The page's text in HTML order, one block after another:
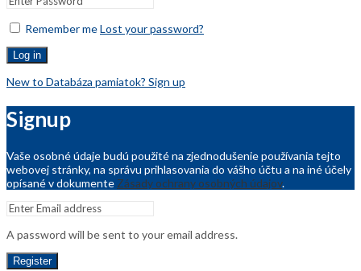
Remember meLost your password?
Log in
New to Databáza pamiatok? Sign up
Signup
Vaše osobné údaje budú použité na zjednodušenie používania tejto
webovej stránky, na správu prihlasovania do vášho účtu a na iné účely
opísané v dokumente Zásady ochrany osobných údajov.
A password will be sent to your email address.
Register